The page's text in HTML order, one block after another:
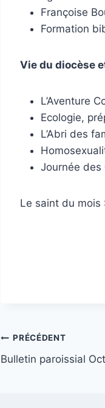
Françoise
Formation
Vie du diocèse
L’Aventure
Ecologie,
L’Abri des
Journée des
Le saint du
Navigation
de
PRÉCÉDENT
Bulletin paroissial